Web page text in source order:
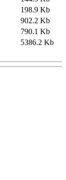
198.9 Kb
902.2 Kb
790.1 Kb
5386.2 Kb